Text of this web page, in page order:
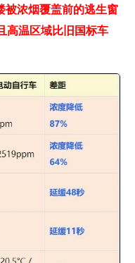
被浓烟覆盖前的逃生窗
高温区域比旧国标车